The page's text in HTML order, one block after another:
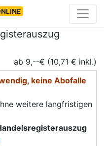
ab 9,--€ (10,71 € inkl.)
keine Abofalle
weitere langfristigen